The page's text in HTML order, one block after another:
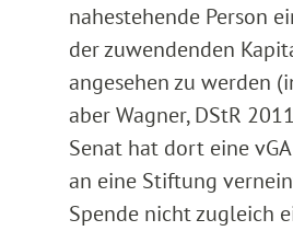
nahestehende Person
der zuwendenden
angesehen zu werden
aber Wagner, DStR
Senat hat dort eine
an eine Stiftung
Spende nicht zugleich